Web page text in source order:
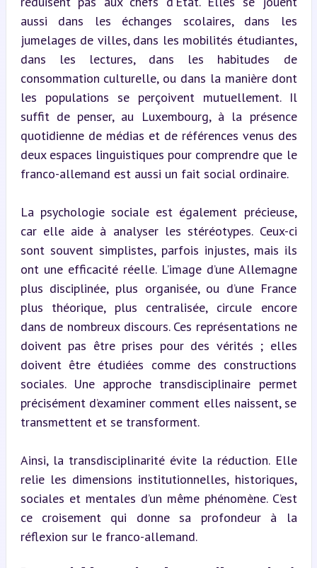
aussi dans les échanges scolaires, dans les
jumelages de villes, dans les mobilités étudiantes,
dans les lectures, dans les habitudes de
consommation culturelle, ou dans la manière dont
les populations se perçoivent mutuellement. Il
suffit de penser, au Luxembourg, à la présence
quotidienne de médias et de références venus des
deux espaces linguistiques pour comprendre que le
franco-allemand est aussi un fait social ordinaire.
La psychologie sociale est également précieuse,
car elle aide à analyser les stéréotypes. Ceux-ci
sont souvent simplistes, parfois injustes, mais ils
ont une efficacité réelle. L’image d’une Allemagne
plus disciplinée, plus organisée, ou d’une France
plus théorique, plus centralisée, circule encore
dans de nombreux discours. Ces représentations ne
doivent pas être prises pour des vérités ; elles
doivent être étudiées comme des constructions
sociales. Une approche transdisciplinaire permet
précisément d’examiner comment elles naissent, se
transmettent et se transforment.
Ainsi, la transdisciplinarité évite la réduction. Elle
relie les dimensions institutionnelles, historiques,
sociales et mentales d’un même phénomène. C’est
ce croisement qui donne sa profondeur à la
réflexion sur le franco-allemand.